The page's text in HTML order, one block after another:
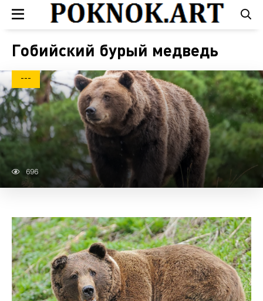
Гобийский бурый медведь
---
696